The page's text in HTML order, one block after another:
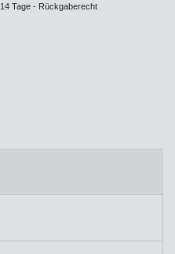
14 Tage - Rückgaberecht